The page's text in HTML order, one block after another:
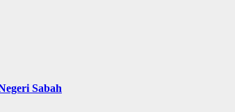
Sabah